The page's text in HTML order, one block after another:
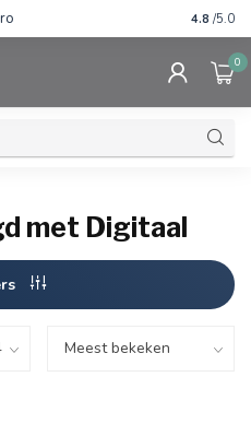
4.8 /5.0
0
met Digitaal